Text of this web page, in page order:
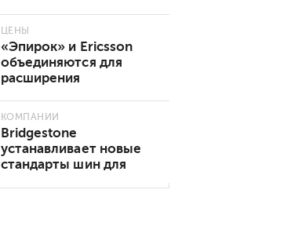
ЦЕНЫ
«Эпирок» и Ericsson
объединяются для
расширения
подключения 5G в
горнодобывающей
промышленности
КОМПАНИИ
Bridgestone
устанавливает новые
стандарты шин для